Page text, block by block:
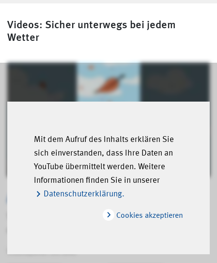
Videos: Sicher unterwegs bei jedem
Wetter
Mit dem Aufruf des Inhalts erklären Sie
sich einverstanden, dass Ihre Daten an
YouTube übermittelt werden. Weitere
Informationen finden Sie in unserer
Datenschutzerklärung.
Cookies akzeptieren
Auf das Profil kommt es an
Tragen Sie Schuhe mit stark profilierter und